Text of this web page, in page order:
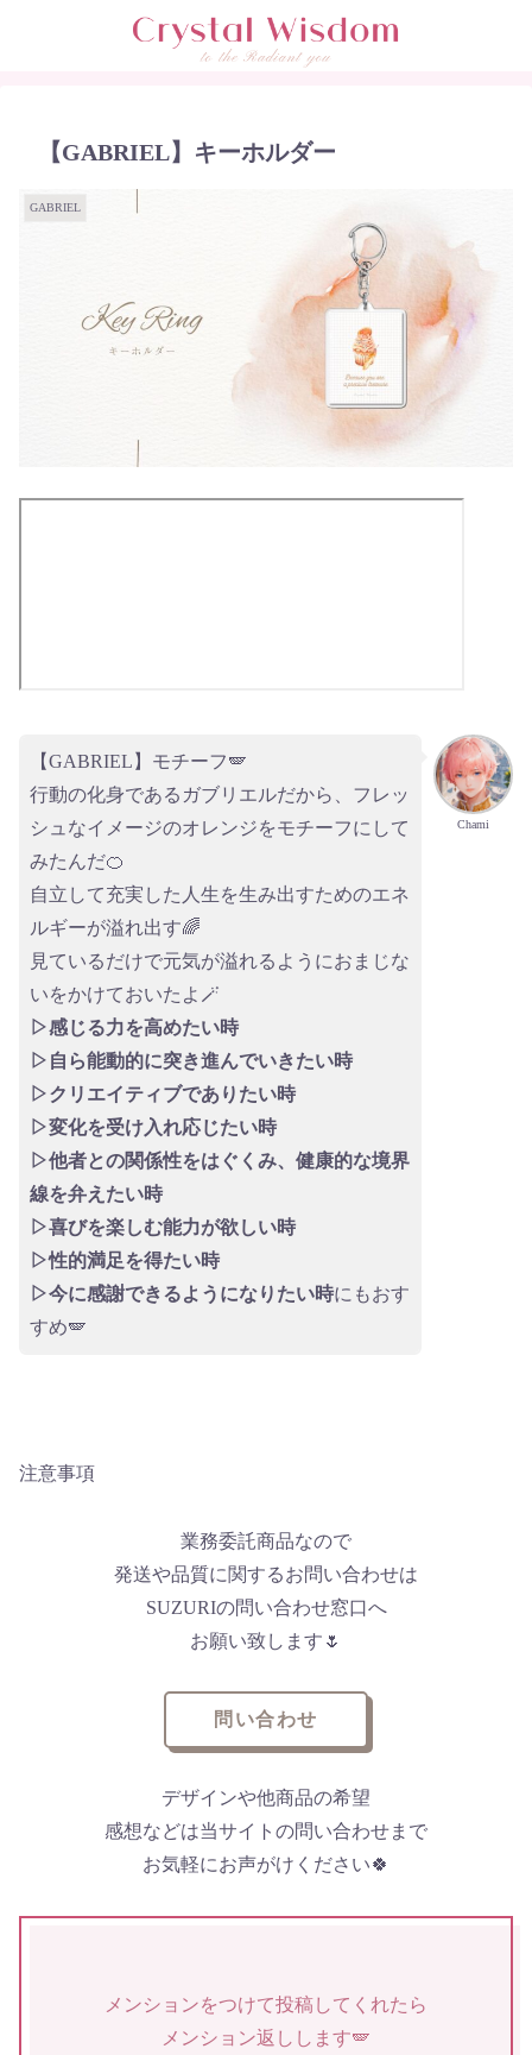
【GABRIEL】キーホルダー
GABRIEL
Chami
【GABRIEL】モチーフ🪽
行動の化身であるガブリエルだから、フレッ
シュなイメージのオレンジをモチーフにして
みたんだ🍊
自立して充実した人生を生み出すためのエネ
ルギーが溢れ出す🌈
見ているだけで元気が溢れるようにおまじな
いをかけておいたよ🪄
▷感じる力を高めたい時
▷自ら能動的に突き進んでいきたい時
▷クリエイティブでありたい時
▷変化を受け入れ応じたい時
▷他者との関係性をはぐくみ、健康的な境界
線を弁えたい時
▷喜びを楽しむ能力が欲しい時
▷性的満足を得たい時
▷今に感謝できるようになりたい時にもおす
すめ🪽
注意事項
業務委託商品なので
発送や品質に関するお問い合わせは
SUZURIの問い合わせ窓口へ
お願い致します🌷
問い合わせ
デザインや他商品の希望
感想などは当サイトの問い合わせまで
お気軽にお声がけください🍀
メンションをつけて投稿してくれたら
メンション返しします🪽